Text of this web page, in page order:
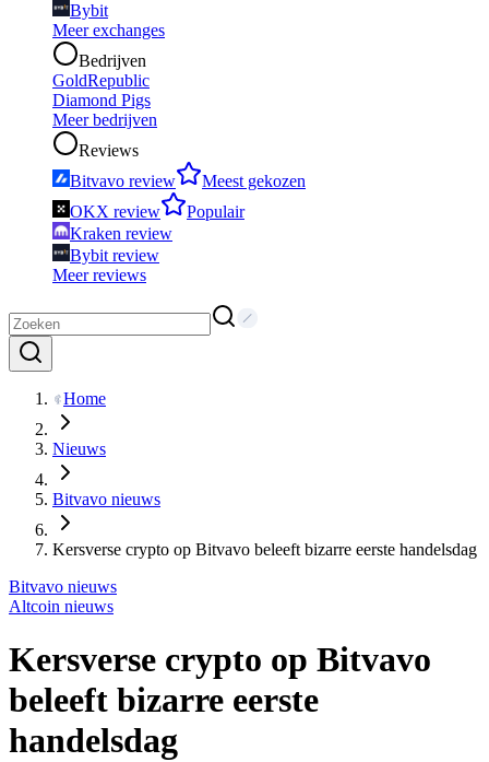
Bybit
Meer exchanges
Bedrijven
GoldRepublic
Diamond Pigs
Meer bedrijven
Reviews
Bitvavo review
Meest gekozen
OKX review
Populair
Kraken review
Bybit review
Meer reviews
Home
Nieuws
Bitvavo nieuws
Kersverse crypto op Bitvavo beleeft bizarre eerste handelsdag
Bitvavo nieuws
Altcoin nieuws
Kersverse crypto op Bitvavo
beleeft bizarre eerste
handelsdag